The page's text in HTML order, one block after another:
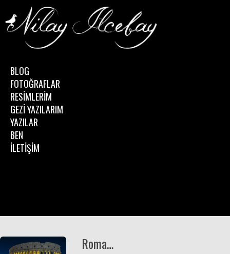
BLOG
FOTOĞRAFLAR
RESİMLERİM
GEZİ YAZILARIM
YAZILAR
BEN
İLETİŞİM
Roma…